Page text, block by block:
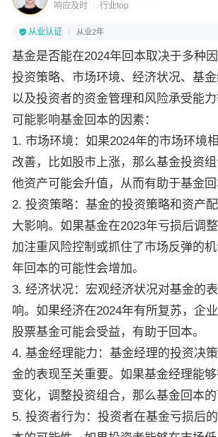
响应及时 行业top
从业认证 从业2年
基金是否能在2024年回本取决于多种
投资策略、市场环境、经济状况、基
以及投资者的资金管理和风险承受能
可能影响基金回本的因素：
1. 市场环境：如果2024年的市场环境
改善，比如股市上涨，那么基金投资
他资产可能会升值，从而有助于基金回
2. 投资策略：基金的投资策略和资产
大影响。如果基金在2023年亏损后调
加注重风险控制或抓住了市场反弹的
年回本的可能性会增加。
3. 经济状况：宏观经济状况对基金的
响。如果经济在2024年有所复苏，企
股票基金可能会受益，有助于回本。
4. 基金经理能力：基金经理的投资决
金的表现至关重要。如果基金经理能
变化，调整投资组合，那么基金回本的
5. 投资者行为：投资者在基金亏损后